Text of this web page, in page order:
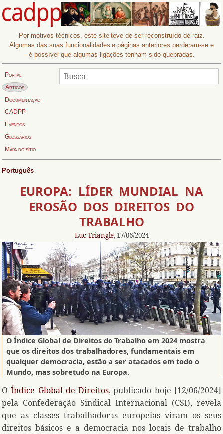
Por motivos técnicos, este site teve de ser reconstruído de raiz.
Algumas das suas funcionalidades e páginas anteriores perderam-se e
é possível que algumas ligações tenham sido quebradas.
Portal
Página actual:
Artigos
Documentação
CADPP
Eventos
Glossários
Mapa do sítio
Busca:
Procurar
Português
EUROPA: LÍDER MUNDIAL NA
EROSÃO DOS DIREITOS DO
TRABALHO
Luc Triangle, 17/06/2024
O Índice Global de Direitos do Trabalho em 2024 mostra
que os direitos dos trabalhadores, fundamentais em
qualquer democracia, estão a ser atacados em todo o
Mundo, mas sobretudo na Europa.
OÍndice Global de Direitos, publicado hoje [12/06/2024]
pela Confederação Sindical Internacional (CSI), revela
que as classes trabalhadoras europeias viram os seus
direitos básicos e a democracia nos locais de trabalho